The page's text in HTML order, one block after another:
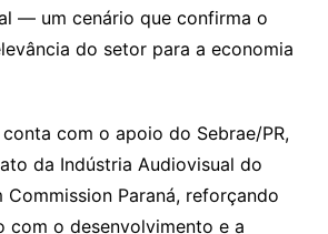
— um cenário que confirma o
do setor para a economia
com o apoio do Sebrae/PR,
da Indústria Audiovisual do
Commission Paraná, reforçando
com o desenvolvimento e a